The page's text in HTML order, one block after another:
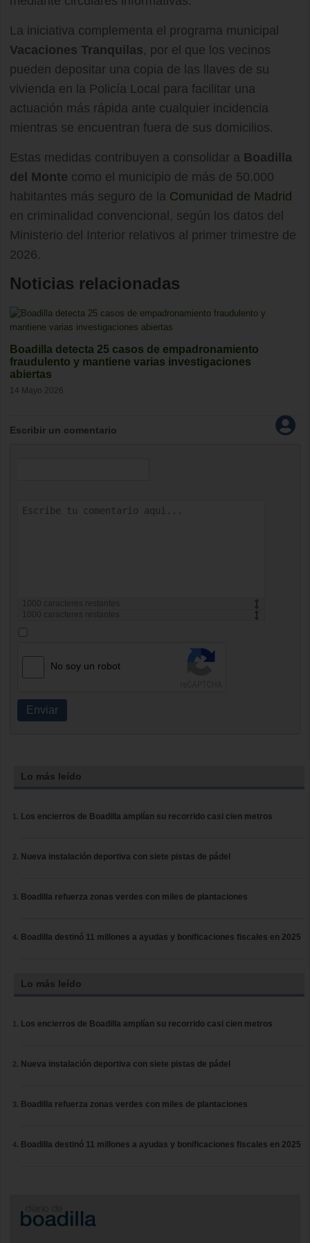
La iniciativa complementa el programa municipal
Vacaciones Tranquilas, por el que los vecinos
pueden depositar una copia de las llaves de su
vivienda en la Policía Local para facilitar una
actuación más rápida ante cualquier incidencia
mientras se encuentran fuera de sus domicilios.
Estas medidas contribuyen a consolidar a Boadilla
del Monte como el municipio de más de 50.000
habitantes más seguro de la Comunidad de Madrid
en criminalidad convencional, según los datos del
Ministerio del Interior relativos al primer trimestre de
2026.
Noticias relacionadas
Boadilla detecta 25 casos de empadronamiento
fraudulento y mantiene varias investigaciones
abiertas
14 Mayo 2026
Escribir un comentario
1000
caracteres restantes
1000
caracteres restantes
No soy un robot
Enviar
Lo más leído
Los encierros de Boadilla amplían su recorrido casi cien metros
Nueva instalación deportiva con siete pistas de pádel
Boadilla refuerza zonas verdes con miles de plantaciones
Boadilla destinó 11 millones a ayudas y bonificaciones fiscales en 2025
Lo más leído
Los encierros de Boadilla amplían su recorrido casi cien metros
Nueva instalación deportiva con siete pistas de pádel
Boadilla refuerza zonas verdes con miles de plantaciones
Boadilla destinó 11 millones a ayudas y bonificaciones fiscales en 2025